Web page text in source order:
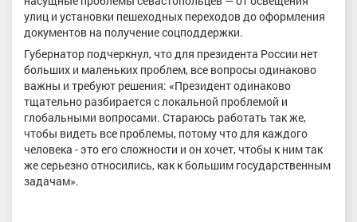
улиц и установки пешеходных переходов до оформления
документов на получение соцподдержки.
Губернатор подчеркнул, что для президента России нет
больших и маленьких проблем, все вопросы одинаково
важны и требуют решения: «Президент одинаково
тщательно разбирается с локальной проблемой и
глобальными вопросами. Стараюсь работать так же,
чтобы видеть все проблемы, потому что для каждого
человека - это его сложности и он хочет, чтобы к ним так
же серьезно относились, как к большим государственным
задачам».